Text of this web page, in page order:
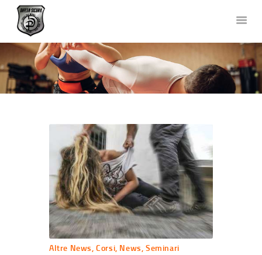
DIFESA SICURA KRAV MAGA
Corsi di Difesa Personale a Bergamo
HOME
CHI SIAMO
NEWS
FOTO E VIDEO
TEAM
COLLABORAZIONI
DOVE SIAMO
CONTATTACI
Altre News,Corsi, News,Seminari